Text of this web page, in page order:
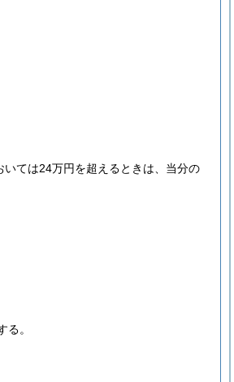
ては24万円を超えるときは、当分の
る。